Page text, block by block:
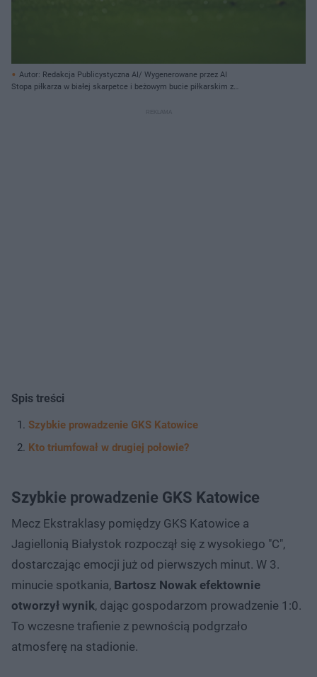
Autor: Redakcja Publicystyczna AI/ Wygenerowane przez AI
Stopa piłkarza w białej skarpetce i beżowym bucie piłkarskim z
napisem "TRESCUTEC" i "CTEC" widocznym na białych panelach. Uderzenie
Spis treści
Szybkie prowadzenie GKS Katowice
Kto triumfował w drugiej połowie?
Szybkie prowadzenie GKS Katowice
Mecz Ekstraklasy pomiędzy GKS Katowice a
Jagiellonią Białystok rozpoczął się z wysokiego "C",
dostarczając emocji już od pierwszych minut. W 3.
minucie spotkania, Bartosz Nowak efektownie
otworzył wynik, dając gospodarzom prowadzenie 1:0.
To wczesne trafienie z pewnością podgrzało
atmosferę na stadionie.